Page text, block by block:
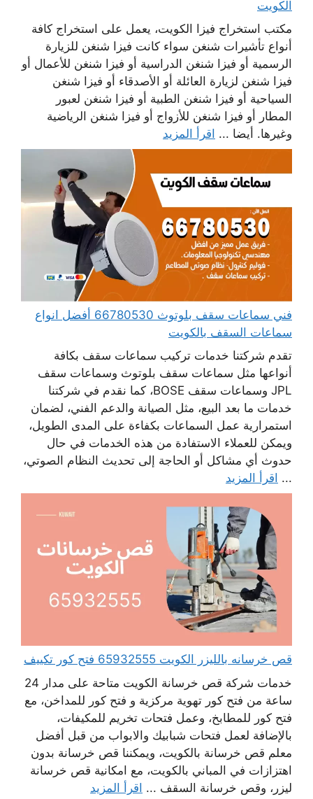
الكويت
مكتب استخراج فيزا الكويت، يعمل على استخراج كافة
أنواع تأشيرات شنغن سواء كانت فيزا شنغن للزيارة
الرسمية أو فيزا شنغن الدراسية أو فيزا شنغن للأعمال أو
فيزا شنغن لزيارة العائلة أو الأصدقاء أو فيزا شنغن
السياحية أو فيزا شنغن الطبية أو فيزا شنغن لعبور
المطار أو فيزا شنغن للأزواج أو فيزا شنغن الرياضية
وغيرها. أيضا ... اقرأ المزيد
فني سماعات سقف بلوتوث 66780530 أفضل انواع
سماعات السقف بالكويت
تقدم شركتنا خدمات تركيب سماعات سقف بكافة
أنواعها مثل سماعات سقف بلوتوث وسماعات سقف
JPL وسماعات سقف BOSE، كما نقدم في شركتنا
خدمات ما بعد البيع، مثل الصيانة والدعم الفني، لضمان
استمرارية عمل السماعات بكفاءة على المدى الطويل،
ويمكن للعملاء الاستفادة من هذه الخدمات في حال
حدوث أي مشاكل أو الحاجة إلى تحديث النظام الصوتي،
... اقرأ المزيد
قص خرسانه بالليزر الكويت 65932555 فتح كور تكييف
خدمات شركة قص خرسانة الكويت متاحة على مدار 24
ساعة من فتح كور تهوية مركزية و فتح كور للمداخن، مع
فتح كور للمطابخ، وعمل فتحات تخريم للمكيفات،
بالإضافة لعمل فتحات شبابيك والابواب من قبل أفضل
معلم قص خرسانة بالكويت، ويمكننا قص خرسانة بدون
اهتزازات في المباني بالكويت، مع امكانية قص خرسانة
ليزر، وقص خرسانة السقف ... اقرأ المزيد